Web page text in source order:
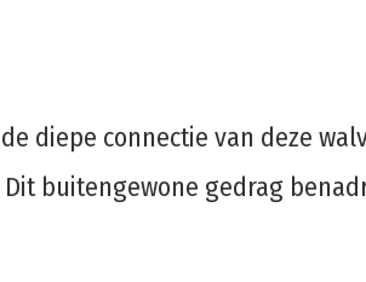
diepe connectie van deze
buitengewone gedrag